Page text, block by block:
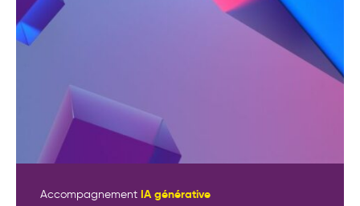
Accompagnement IA générative